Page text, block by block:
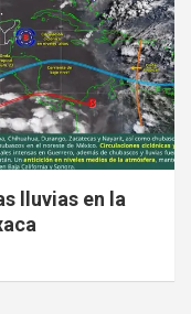
lluvias en la